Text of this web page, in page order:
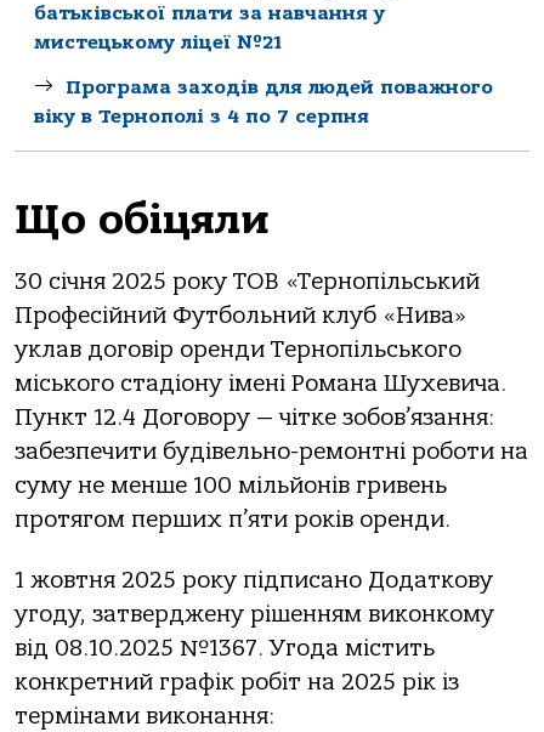
батьківської плати за навчання у
мистецькому ліцеї №21
Програма заходів для людей поважного
віку в Тернополі з 4 по 7 серпня
Що обіцяли
30 січня 2025 року ТОВ «Тернопільський
Професійний Футбольний клуб «Нива»
уклав договір оренди Тернопільського
міського стадіону імені Романа Шухевича.
Пункт 12.4 Договору — чітке зобов’язання:
забезпечити будівельно-ремонтні роботи на
суму не менше 100 мільйонів гривень
протягом перших п’яти років оренди.
1 жовтня 2025 року підписано Додаткову
угоду, затверджену рішенням виконкому
від 08.10.2025 №1367. Угода містить
конкретний графік робіт на 2025 рік із
термінами виконання: